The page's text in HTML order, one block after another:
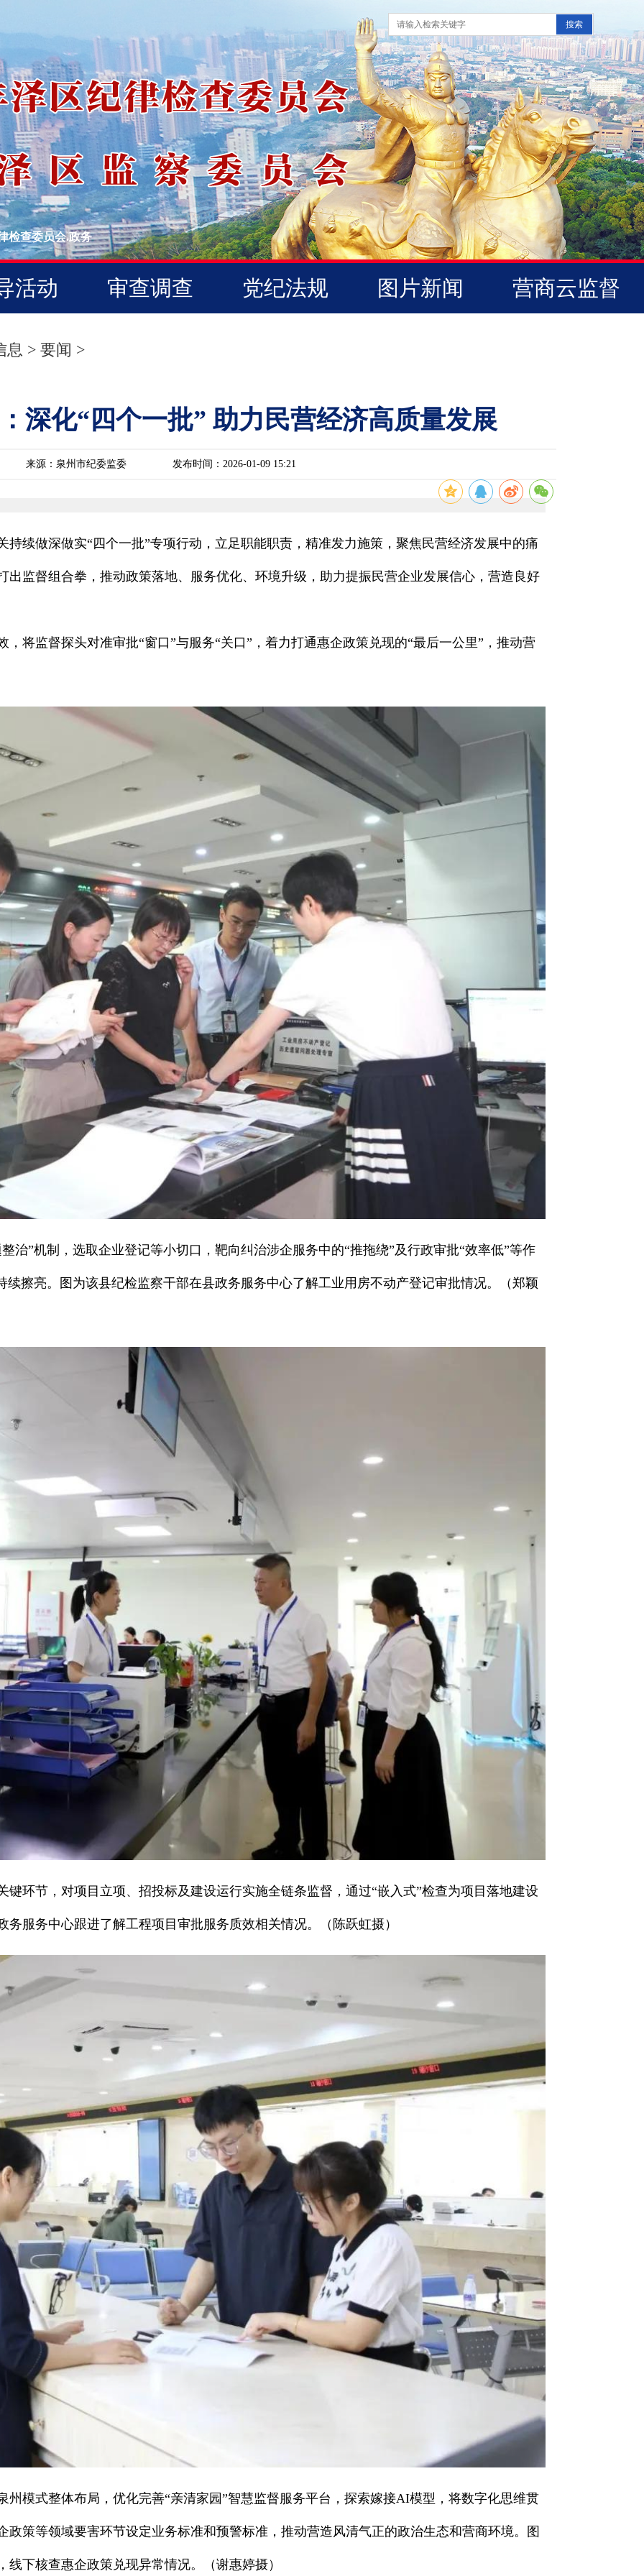
检查委员会.政务
活动 审查调查 党纪法规 图片新闻 营商云监督
息 > 要闻 >
深化“四个一批” 助力民营经济高质量发展
来源：泉州市纪委监委 发布时间：2026-01-09 15:21
持续做深做实“四个一批”专项行动，立足职能职责，精准发力施策，聚焦民营经济发展中的痛
出监督组合拳，推动政策落地、服务优化、环境升级，助力提振民营企业发展信心，营造良好
将监督探头对准审批“窗口”与服务“关口”，着力打通惠企政策兑现的“最后一公里”，推动营
治”机制，选取企业登记等小切口，靶向纠治涉企服务中的“推拖绕”及行政审批“效率低”等作
续擦亮。图为该县纪检监察干部在县政务服务中心了解工业用房不动产登记审批情况。（郑颖
键环节，对项目立项、招投标及建设运行实施全链条监督，通过“嵌入式”检查为项目落地建设
服务中心跟进了解工程项目审批服务质效相关情况。（陈跃虹摄）
州模式整体布局，优化完善“亲清家园”智慧监督服务平台，探索嫁接AI模型，将数字化思维贯
政策等领域要害环节设定业务标准和预警标准，推动营造风清气正的政治生态和营商环境。图
下核查惠企政策兑现异常情况。（谢惠婷摄）